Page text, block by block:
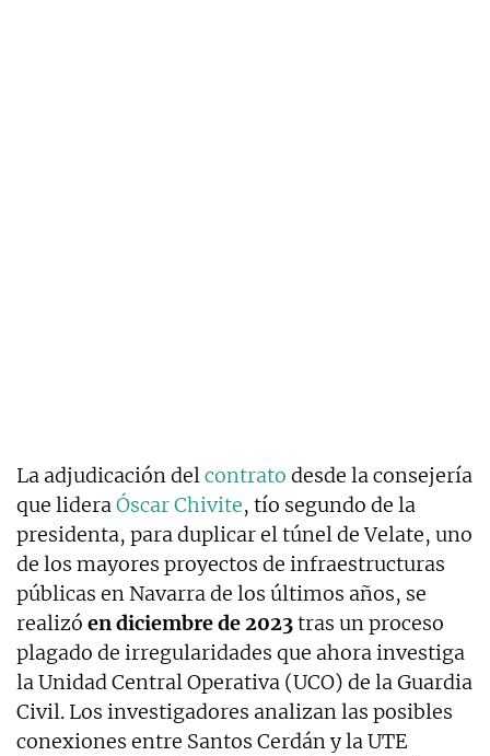
La adjudicación delcontrato desde la consejería
que lideraÓscar Chivite, tío segundo de la
presidenta, para duplicar el túnel de Velate, uno
de los mayores proyectos de infraestructuras
públicas en Navarra de los últimos años, se
realizó en diciembre de 2023tras un proceso
plagado de irregularidades que ahora investiga
la Unidad Central Operativa (UCO) de la Guardia
Civil. Los investigadores analizan las posibles
conexiones entre Santos Cerdán y la UTE